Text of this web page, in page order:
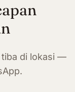
tiba di lokasi —